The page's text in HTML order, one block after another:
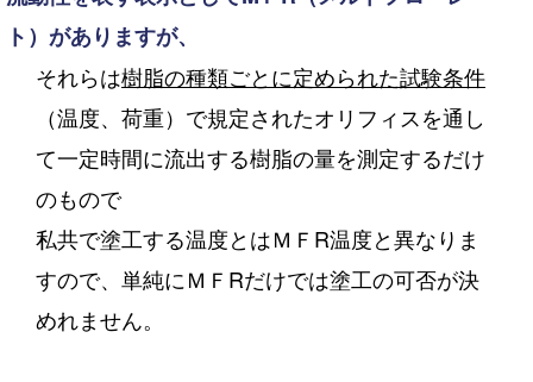
ト）がありますが、
それらは樹脂の種類ごとに定められた試験条件
（温度、荷重）で規定されたオリフィスを通し
て一定時間に流出する樹脂の量を測定するだけ
のもので
私共で塗工する温度とはＭＦR温度と異なりま
すので、単純にＭＦRだけでは塗工の可否が決
めれません。